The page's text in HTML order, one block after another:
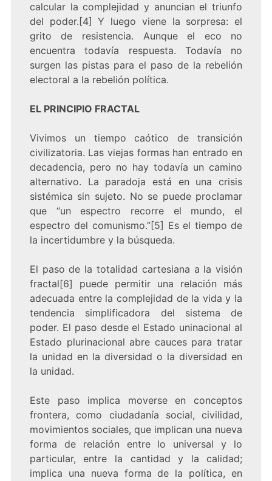
calcular la complejidad y anuncian el triunfo
del poder.[4] Y luego viene la sorpresa: el
grito de resistencia. Aunque el eco no
encuentra todavía respuesta. Todavía no
surgen las pistas para el paso de la rebelión
electoral a la rebelión política.
EL PRINCIPIO FRACTAL
Vivimos un tiempo caótico de transición
civilizatoria. Las viejas formas han entrado en
decadencia, pero no hay todavía un camino
alternativo. La paradoja está en una crisis
sistémica sin sujeto. No se puede proclamar
que “un espectro recorre el mundo, el
espectro del comunismo.”[5] Es el tiempo de
la incertidumbre y la búsqueda.
El paso de la totalidad cartesiana a la visión
fractal[6] puede permitir una relación más
adecuada entre la complejidad de la vida y la
tendencia simplificadora del sistema de
poder. El paso desde el Estado uninacional al
Estado plurinacional abre cauces para tratar
la unidad en la diversidad o la diversidad en
la unidad.
Este paso implica moverse en conceptos
frontera, como ciudadanía social, civilidad,
movimientos sociales, que implican una nueva
forma de relación entre lo universal y lo
particular, entre la cantidad y la calidad;
implica una nueva forma de la política, en